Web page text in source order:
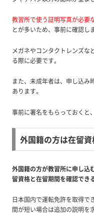
教習所で使う証明写真が必要
とが多いため、事前に確認し
メガネやコンタクトレンズな
る際に必要です。
また、未成年者は、申し込み
あります。
事前に署名をもらっておくと
外国籍の方は在留
外国籍の方が教習所に申し込
留資格と在留期間を確認でき
日本国内で運転免許を取得で
間が短い場合は追加の説明を